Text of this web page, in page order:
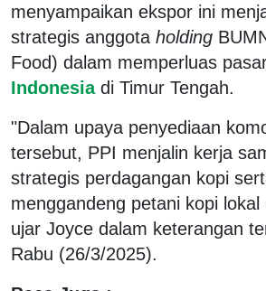
menyampaikan ekspor ini
strategis anggota holding
Food) dalam memperluas
Indonesia di Timur Tengah.
"Dalam upaya penyediaan
tersebut, PPI menjalin kerja
strategis perdagangan kopi
menggandeng petani kopi
ujar Joyce dalam keterangan
Rabu (26/3/2025).